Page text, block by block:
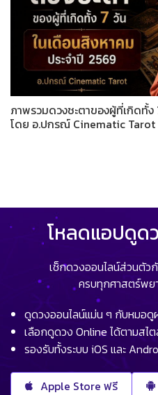
ภาพรวมดวงชะตาของผู้ที่เกิดทั้ง
โดย อ.ปกรณ์ Cinematic Tarot
โหลดแอปดูด
เช็กดวงออนไลน์ส่วนตั
ครบทุกศาสตร์พย
ดูดวงออนไลน์แม่น ๆ กับหมอดู
เลือกดูดวง Online ได้ตามส
รองรับทั้งระบบ iOS และ
Apple Store ฟรี